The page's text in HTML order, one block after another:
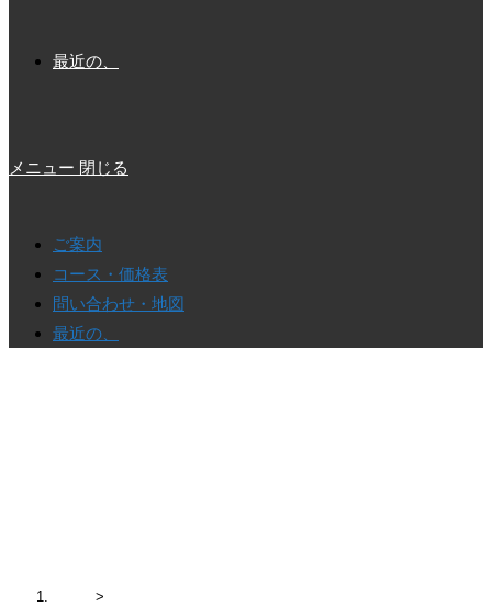
最近の、
メニュー 閉じる
ご案内
コース・価格表
問い合わせ・地図
最近の、
>